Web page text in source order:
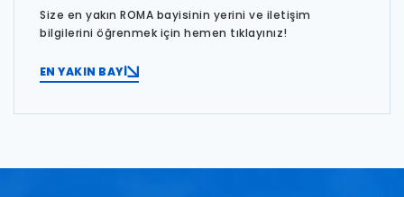
Size en yakın ROMA bayisinin yerini ve iletişim
bilgilerini öğrenmek için hemen tıklayınız!
EN YAKIN BAYİ